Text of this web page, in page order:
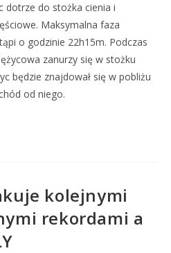
dotrze do stożka cienia i
Maksymalna faza
o godzinie 22h15m. Podczas
zanurzy się w stożku
będzie znajdował się w pobliżu
od niego.
kolejnymi
rekordami a